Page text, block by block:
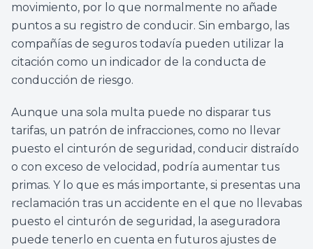
movimiento, por lo que normalmente no añade
puntos a su registro de conducir. Sin embargo, las
compañías de seguros todavía pueden utilizar la
citación como un indicador de la conducta de
conducción de riesgo.
Aunque una sola multa puede no disparar tus
tarifas, un patrón de infracciones, como no llevar
puesto el cinturón de seguridad, conducir distraído
o con exceso de velocidad, podría aumentar tus
primas. Y lo que es más importante, si presentas una
reclamación tras un accidente en el que no llevabas
puesto el cinturón de seguridad, la aseguradora
puede tenerlo en cuenta en futuros ajustes de